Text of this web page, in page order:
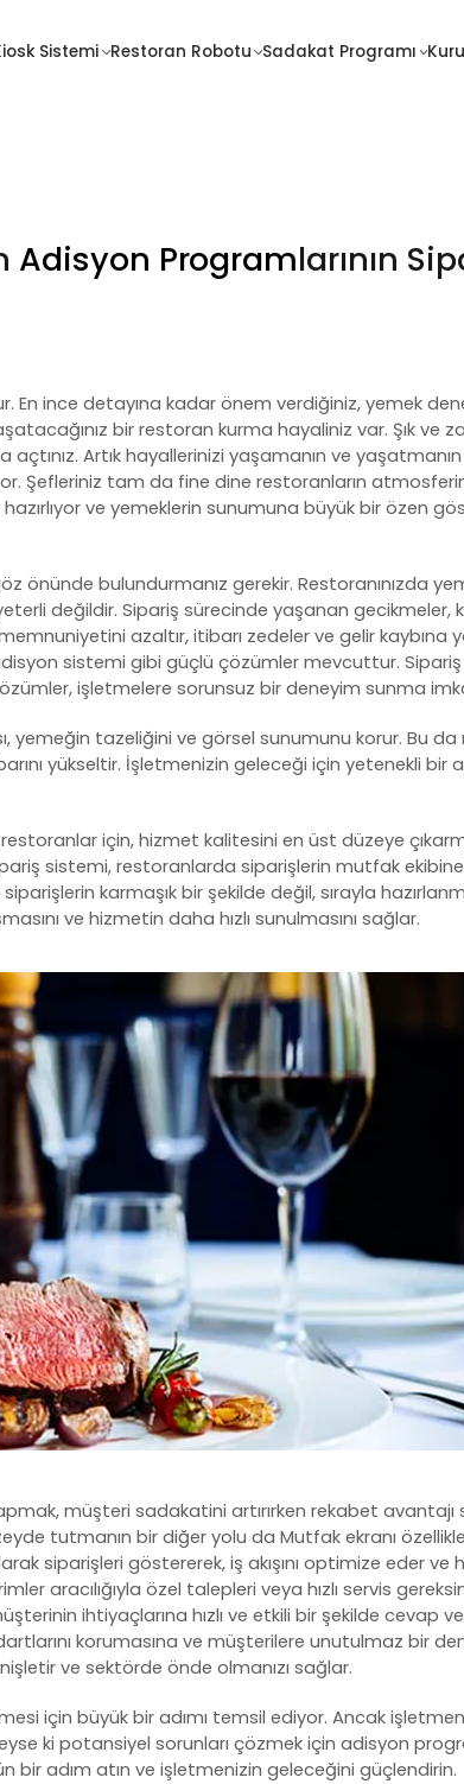
İletişimSistemi Restoran Robotu Sadakat Programı
Adisyon Programlarının
En ince detayına kadar önem verdiğiniz, yemek
bir restoran kurma hayaliniz var. Şık ve
Artık hayallerinizi yaşamanın ve
Şefleriniz tam da fine dine restoranların
ve yemeklerin sunumuna büyük bir özen
önünde bulundurmanız gerekir. Restoranınızda
değildir. Sipariş sürecinde yaşanan gecikmeler,
azaltır, itibarı zedeler ve gelir kaybına
sistemi gibi güçlü çözümler mevcuttur.
işletmelere sorunsuz bir deneyim sunma
yemeğin tazeliğini ve görsel sunumunu korur. Bu
yükseltir. İşletmenizin geleceği için yetenekli bir
için, hizmet kalitesini en üst düzeye
sistemi, restoranlarda siparişlerin mutfak ekibine
karmaşık bir şekilde değil, sırayla
ve hizmetin daha hızlı sunulmasını sağlar.
müşteri sadakatini artırırken rekabet
tutmanın bir diğer yolu da Mutfak ekranı
siparişleri göstererek, iş akışını optimize eder ve
aracılığıyla özel talepleri veya hızlı servis
ihtiyaçlarına hızlı ve etkili bir şekilde cevap
korumasına ve müşterilere unutulmaz bir
ve sektörde önde olmanızı sağlar.
için büyük bir adımı temsil ediyor. Ancak
ki potansiyel sorunları çözmek için adisyon
adım atın ve işletmenizin geleceğini güçlendirin.